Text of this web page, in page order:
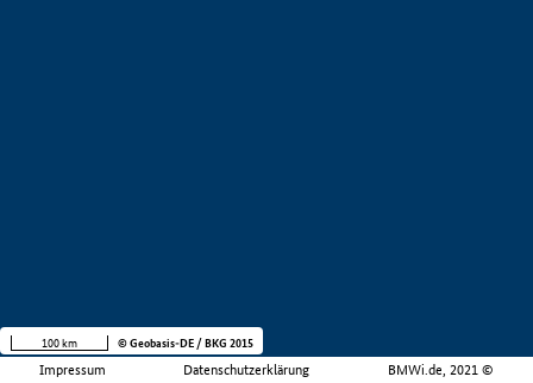
Impressum Datenschutzerklärung BMWi.de, 2021 ©
100 km © Geobasis-DE / BKG 2015